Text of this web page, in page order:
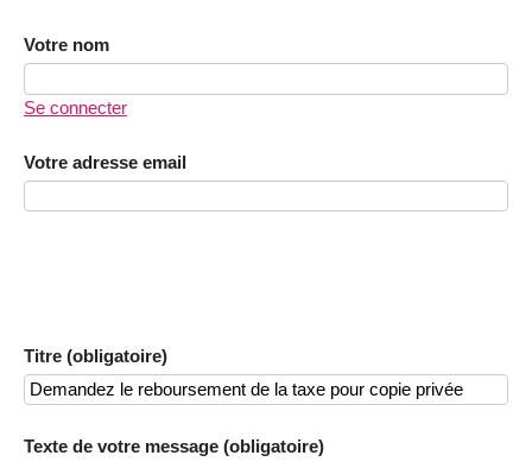
Votre nom
Se connecter
Votre adresse email
Titre (obligatoire)
Texte de votre message (obligatoire)